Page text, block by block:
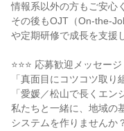
情報系以外の方もご安心
その後もOJT（On-the-
や定期研修で成長を支援
⭐⭐⭐ 応募歓迎メッセージ
「真面目にコツコツ取り
「愛媛／松山で長くエン
私たちと一緒に、地域の
システムを作りませんか？